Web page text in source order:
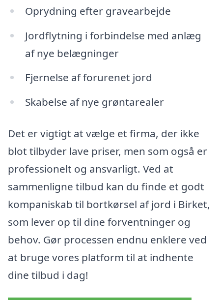
Oprydning efter gravearbejde
Jordflytning i forbindelse med anlæg
af nye belægninger
Fjernelse af forurenet jord
Skabelse af nye grøntarealer
Det er vigtigt at vælge et firma, der ikke
blot tilbyder lave priser, men som også er
professionelt og ansvarligt. Ved at
sammenligne tilbud kan du finde et godt
kompaniskab til bortkørsel af jord i Birket,
som lever op til dine forventninger og
behov. Gør processen endnu enklere ved
at bruge vores platform til at indhente
dine tilbud i dag!